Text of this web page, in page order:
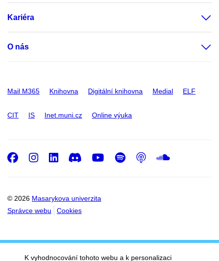
Kariéra
O nás
Mail M365 Knihovna Digitální knihovna Medial ELF
CIT IS Inet.muni.cz Online výuka
© 2026 Masarykova univerzita
Správce webu
Cookies
Facebook
Instagram
LinkedIn
DiscordYoutube
Spotify
Podcast
K vyhodnocování tohoto webu a k personalizaci